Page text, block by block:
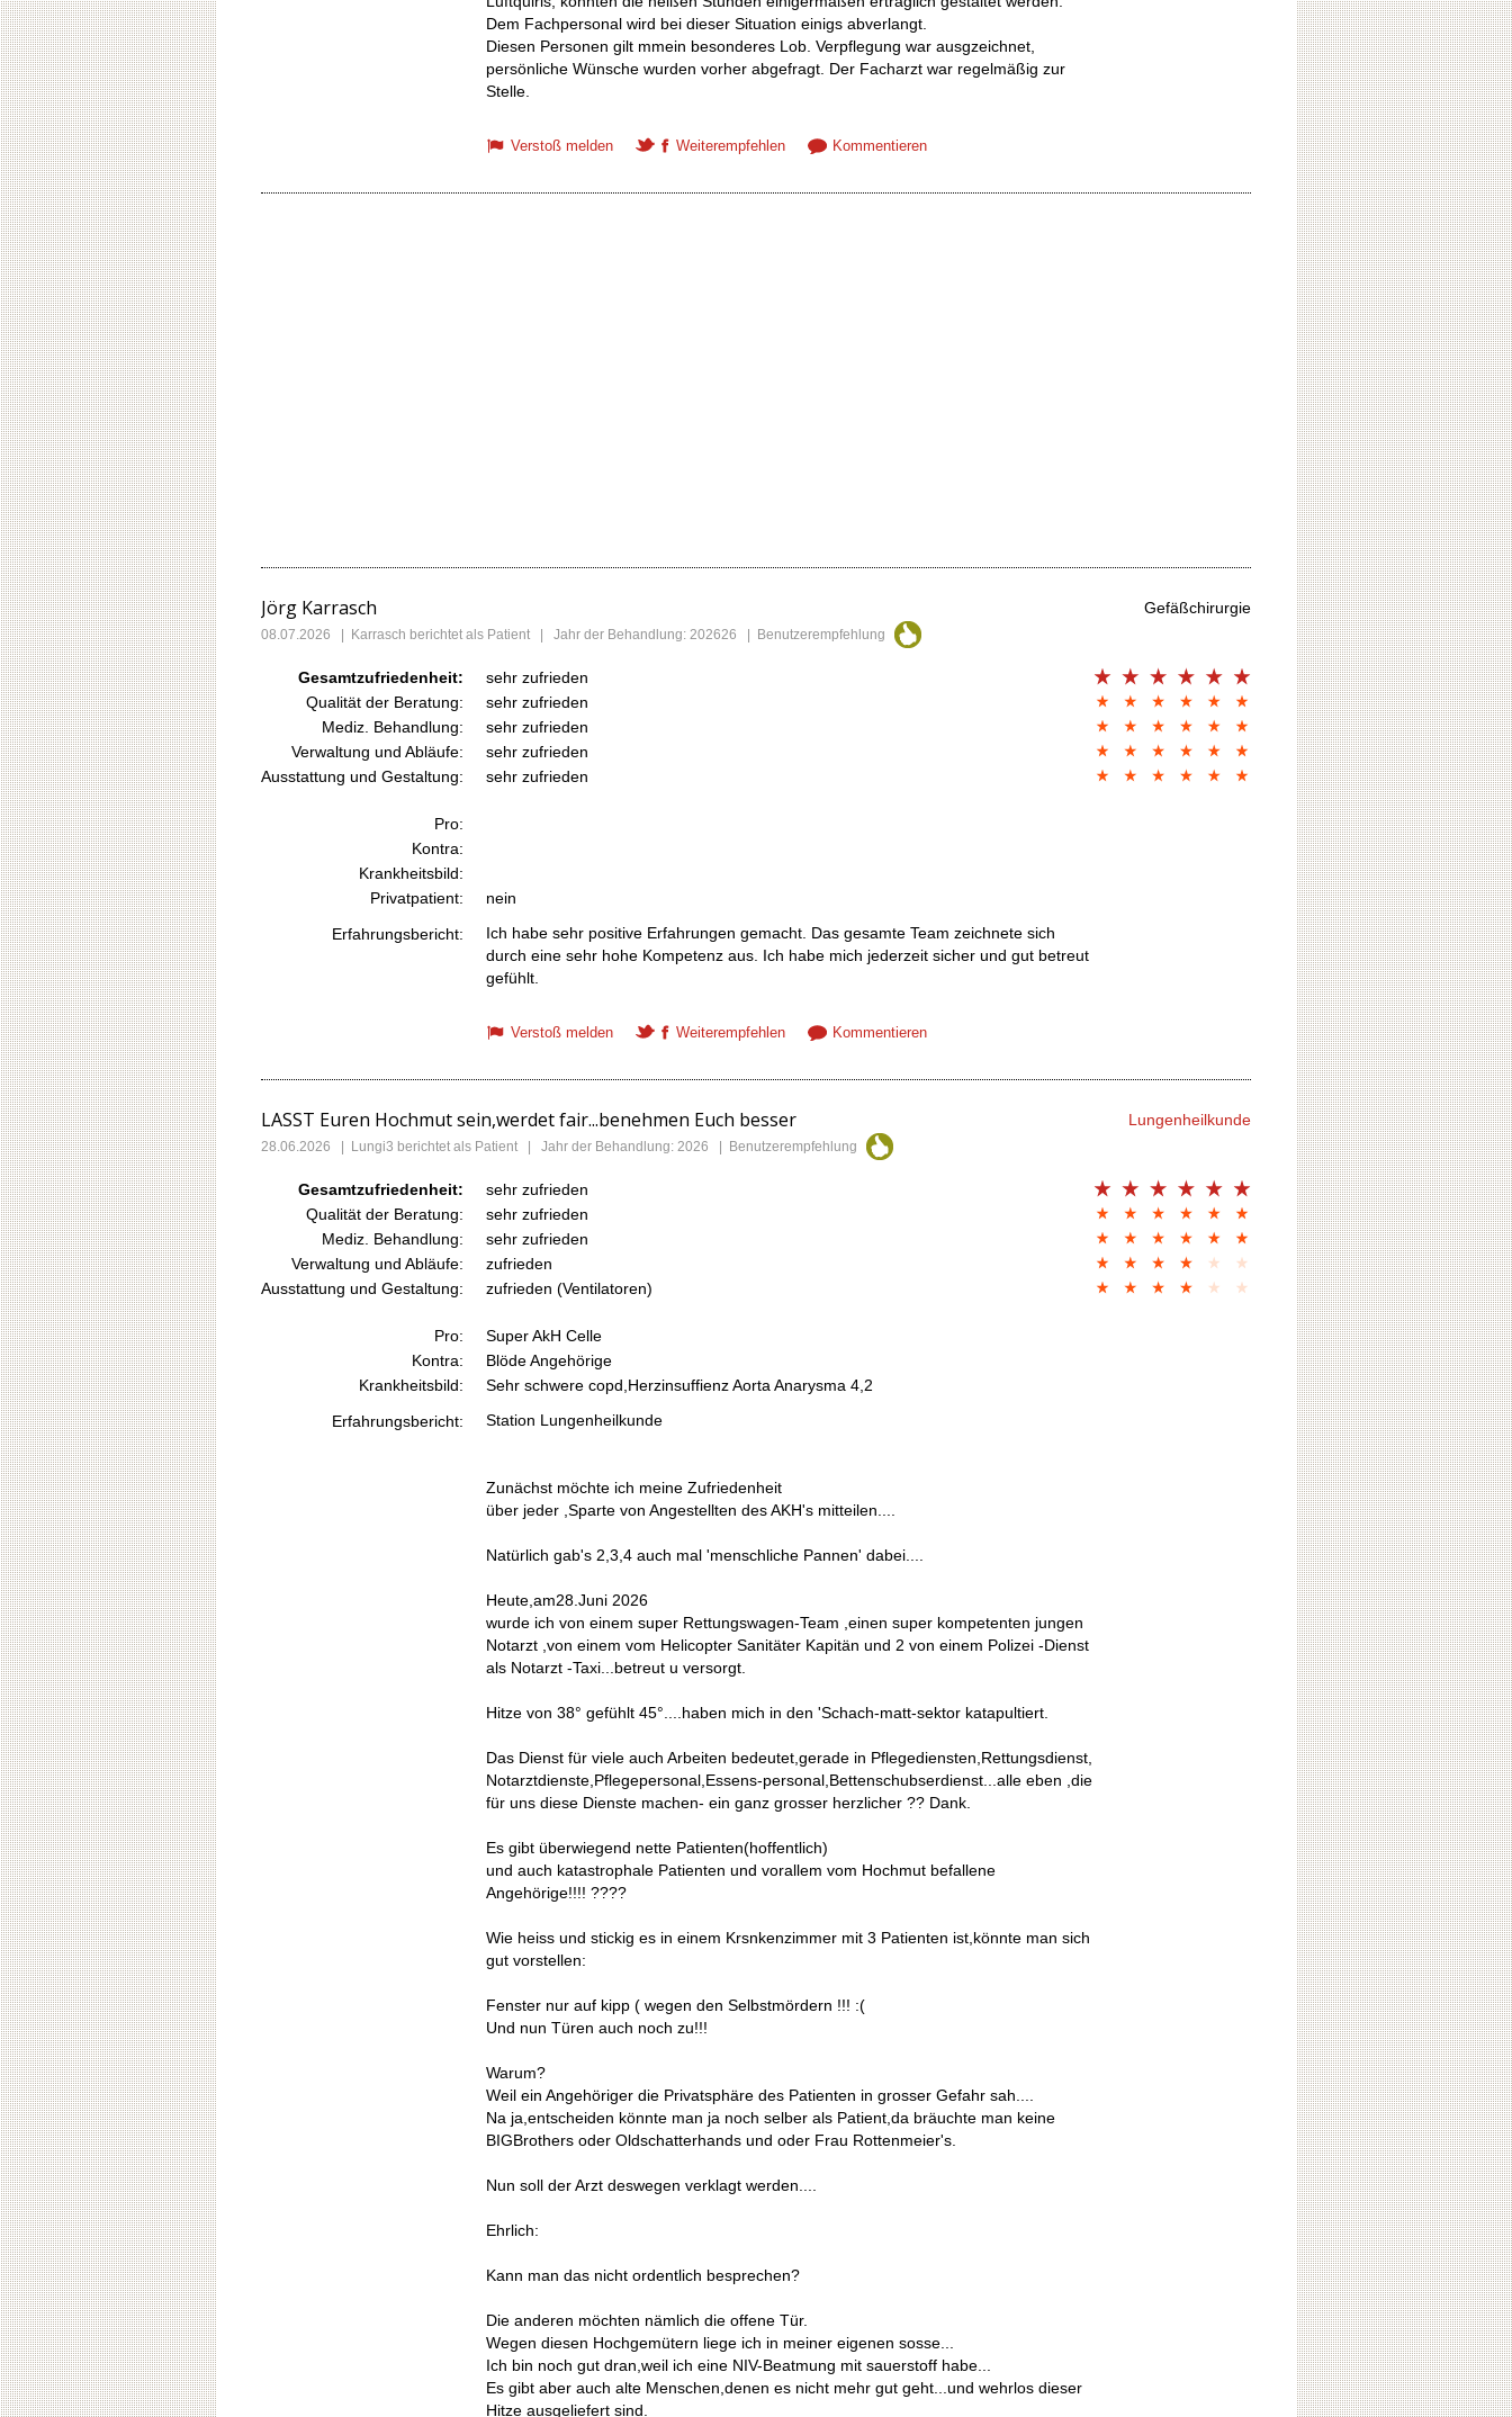
Dem Fachpersonal wird bei dieser Situation einigs abverlangt.
Diesen Personen gilt mmein besonderes Lob. Verpflegung war ausgzeichnet,
persönliche Wünsche wurden vorher abgefragt. Der Facharzt war regelmäßig zur
Stelle.
Verstoß melden Weiterempfehlen Kommentieren
Jörg Karrasch Gefäßchirurgie
08.07.2026 Karrasch berichtet als Patient | Jahr der Behandlung: 202626 | Benutzerempfehlung
Gesamtzufriedenheit:
sehr zufrieden
Qualität der Beratung:
sehr zufrieden
Mediz. Behandlung:
sehr zufrieden
Verwaltung und Abläufe:
sehr zufrieden
Ausstattung und Gestaltung:
sehr zufrieden
Pro:
Kontra:
Krankheitsbild:
Privatpatient:
nein
Erfahrungsbericht:
Ich habe sehr positive Erfahrungen gemacht. Das gesamte Team zeichnete sich
durch eine sehr hohe Kompetenz aus. Ich habe mich jederzeit sicher und gut betreut
gefühlt.
Verstoß melden Weiterempfehlen Kommentieren
LASST Euren Hochmut sein,werdet fair...benehmen Euch besser Lungenheilkunde
28.06.2026 Lungi3 berichtet als Patient | Jahr der Behandlung: 2026 | Benutzerempfehlung
Gesamtzufriedenheit:
sehr zufrieden
Qualität der Beratung:
sehr zufrieden
Mediz. Behandlung:
sehr zufrieden
Verwaltung und Abläufe:
zufrieden
Ausstattung und Gestaltung:
zufrieden (Ventilatoren)
Pro:
Super AkH Celle
Kontra:
Blöde Angehörige
Krankheitsbild:
Sehr schwere copd,Herzinsuffienz Aorta Anarysma 4,2
Erfahrungsbericht:
Station Lungenheilkunde
Zunächst möchte ich meine Zufriedenheit
über jeder ,Sparte von Angestellten des AKH's mitteilen....
Natürlich gab's 2,3,4 auch mal 'menschliche Pannen' dabei....
Heute,am28.Juni 2026
wurde ich von einem super Rettungswagen-Team ,einen super kompetenten jungen
Notarzt ,von einem vom Helicopter Sanitäter Kapitän und 2 von einem Polizei -Dienst
als Notarzt -Taxi...betreut u versorgt.
Hitze von 38° gefühlt 45°....haben mich in den 'Schach-matt-sektor katapultiert.
Das Dienst für viele auch Arbeiten bedeutet,gerade in Pflegediensten,Rettungsdienst,
Notarztdienste,Pflegepersonal,Essens-personal,Bettenschubserdienst...alle eben ,die
für uns diese Dienste machen- ein ganz grosser herzlicher ?? Dank.
Es gibt überwiegend nette Patienten(hoffentlich)
und auch katastrophale Patienten und vorallem vom Hochmut befallene
Angehörige!!!! ????
Wie heiss und stickig es in einem Krsnkenzimmer mit 3 Patienten ist,könnte man sich
gut vorstellen:
Fenster nur auf kipp ( wegen den Selbstmördern !!! :(
Und nun Türen auch noch zu!!!
Warum?
Weil ein Angehöriger die Privatsphäre des Patienten in grosser Gefahr sah....
Na ja,entscheiden könnte man ja noch selber als Patient,da bräuchte man keine
BIGBrothers oder Oldschatterhands und oder Frau Rottenmeier's.
Nun soll der Arzt deswegen verklagt werden....
Ehrlich:
Kann man das nicht ordentlich besprechen?
Die anderen möchten nämlich die offene Tür.
Wegen diesen Hochgemütern liege ich in meiner eigenen sosse...
Ich bin noch gut dran,weil ich eine NIV-Beatmung mit sauerstoff habe...
Es gibt aber auch alte Menschen,denen es nicht mehr gut geht...und wehrlos dieser
Hitze ausgeliefert sind.